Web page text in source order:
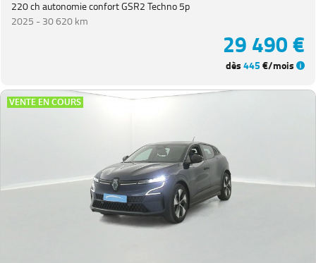
220 ch autonomie confort GSR2 Techno 5p
2025 -30 620 km
29 490 €
dès445€/mois
VENTE EN COURS